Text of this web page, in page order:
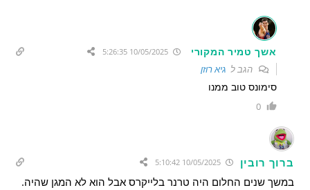
אשך טמיר המקורי
הגב ל גיא רוזן
סימונס טוב ממנו
0
ברוך רובין 10/05/2025 5:10:42
במשך שנים החלום היה טרנר בלייקרס אבל הוא לא המגן שהיה.